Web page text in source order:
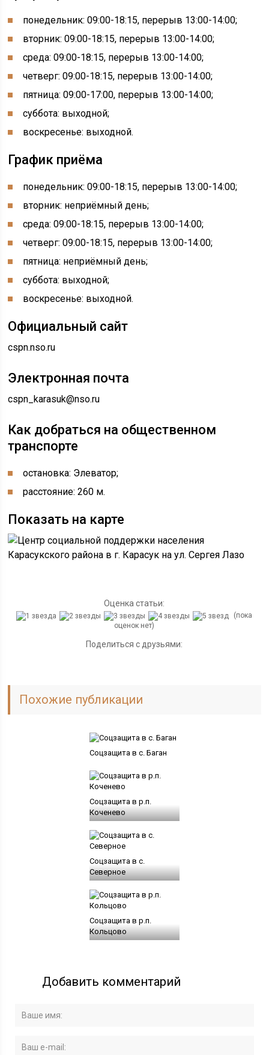
понедельник: 09:00-18:15, перерыв 13:00-14:00;
вторник: 09:00-18:15, перерыв 13:00-14:00;
среда: 09:00-18:15, перерыв 13:00-14:00;
четверг: 09:00-18:15, перерыв 13:00-14:00;
пятница: 09:00-17:00, перерыв 13:00-14:00;
суббота: выходной;
воскресенье: выходной.
График приёма
понедельник: 09:00-18:15, перерыв 13:00-14:00;
вторник: неприёмный день;
среда: 09:00-18:15, перерыв 13:00-14:00;
четверг: 09:00-18:15, перерыв 13:00-14:00;
пятница: неприёмный день;
суббота: выходной;
воскресенье: выходной.
Официальный сайт
cspn.nso.ru
Электронная почта
cspn_karasuk@nso.ru
Как добраться на общественном
транспорте
остановка: Элеватор;
расстояние: 260 м.
Показать на карте
Оценка статьи:
(пока
оценок нет)
Поделиться с друзьями:
Похожие публикации
Соцзащита в с. Баган
Соцзащита в р.п.
Коченево
Соцзащита в с.
Северное
Соцзащита в р.п.
Кольцово
Добавить комментарий